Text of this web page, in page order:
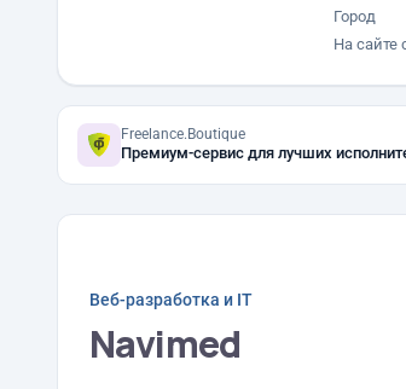
Город
На сайте
Freelance.Boutique
Премиум-сервис для лучших
Веб-разработка и IT
Navimed